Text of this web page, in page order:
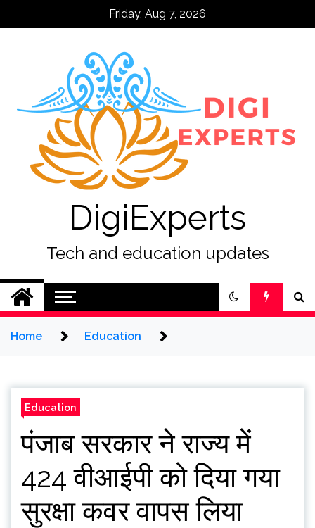
Friday, Aug 7, 2026
DigiExperts
Tech and education updates
Home Education
Education
पंजाब सरकार ने राज्य में
424 वीआईपी को दिया गया
सुरक्षा कवर वापस लिया